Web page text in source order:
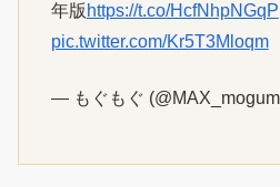
年版 https://t.co/HcfNhpNGqP
pic.twitter.com/Kr5T3Mloqm
— もぐもぐ